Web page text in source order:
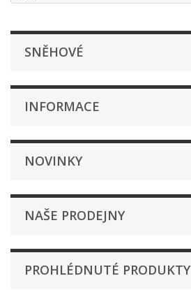
SNĚHOVÉ
INFORMACE
NOVINKY
NAŠE PRODEJNY
PROHLÉDNUTÉ PRODUKTY